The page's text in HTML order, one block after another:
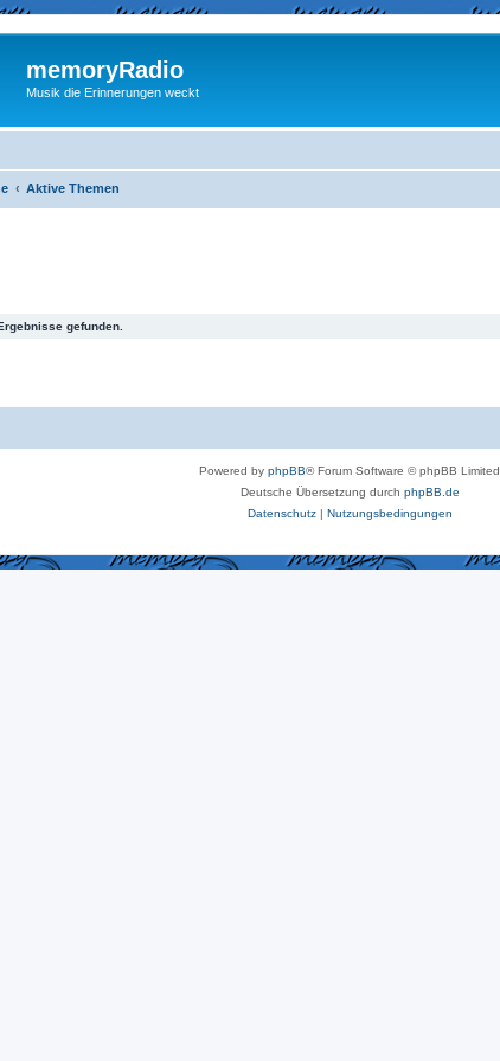
memoryRadio
Musik die Erinnerungen weckt
Aktive Themen
gefunden.
Powered by phpBB® Forum Software © phpBB Limited
Deutsche Übersetzung durch phpBB.de
Datenschutz| Nutzungsbedingungen